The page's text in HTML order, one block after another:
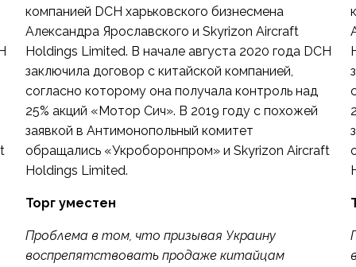
компанией DCH харьковского бизнесмена
Александра Ярославского и Skyrizon Aircraft
Holdings Limited. В начале августа 2020 года DCH
заключила договор с китайской компанией,
согласно которому она получала контроль над
25% акций «Мотор Сич». В 2019 году с похожей
заявкой в Антимонопольный комитет
обращались «Укроборонпром» и Skyrizon Aircraft
Holdings Limited.
Торг уместен
Проблема в том, что призывая Украину
воспрепятствовать продаже китайцам